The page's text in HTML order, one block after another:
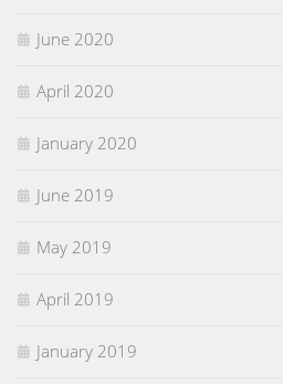
June 2020
April 2020
January 2020
June 2019
May 2019
April 2019
January 2019